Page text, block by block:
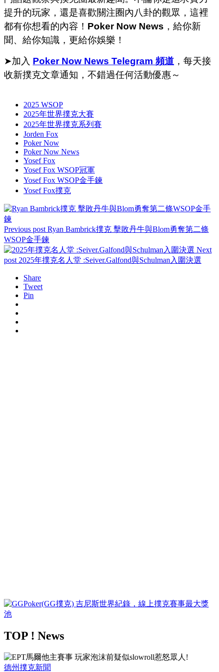
提升的玩家，還是喜歡關注圈內八卦的觀眾，這裡
都有你想看的內容！ Poker Now News ，給你新
聞、給你知識，更給你娛樂！
➤加入 Poker Now News Telegram 頻道 ，每天接
收新撲克文章通知，不錯過任何活動優惠～
2025 WSOP
2025年世界撲克大賽
2025年世界撲克系列賽
Jorden Fox
Poker Now
Poker Now News
Yosef Fox
Yosef Fox WSOP冠軍
Yosef Fox WSOP金手鍊
Yosef Fox撲克
Previous post Ryan Bambrick撲克 擊敗丹牛與Blom勇奪第二條
WSOP金手鍊
Next
post 2025年撲克名人堂 :Seiver.Galfond與Schulman入圍決選
Share
Tweet
Pin
TOP ! News
德州撲克新聞